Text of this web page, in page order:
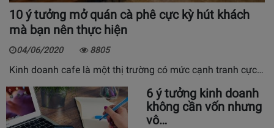
10 ý tưởng mở quán cà phê cực kỳ hút khách
mà bạn nên thực hiện
04/06/2020 8805
Kinh doanh cafe là một thị trường có mức cạnh tranh cực…
6 ý tưởng kinh doanh
không cần vốn nhưng
vô…